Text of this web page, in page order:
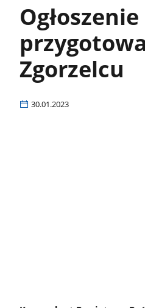
Zgorzelcu
30.01.2023